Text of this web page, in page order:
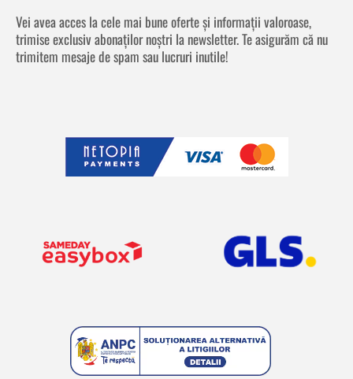
Vei avea acces la cele mai bune oferte și informații valoroase,
trimise exclusiv abonaților noștri la newsletter. Te asigurăm că nu
trimitem mesaje de spam sau lucruri inutile!